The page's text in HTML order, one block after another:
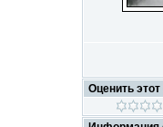
Оценить